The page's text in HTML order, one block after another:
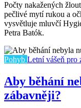
Počty nakažených
pečlivé mytí rukou a
vysvětluje mluvčí
Petra Batók.
Pohyb Letní vášeň pro
Aby běhání
zábavněji?